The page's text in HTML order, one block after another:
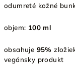
odumreté kožné
objem: 100 ml
obsahuje 95%
vegánsky produkt